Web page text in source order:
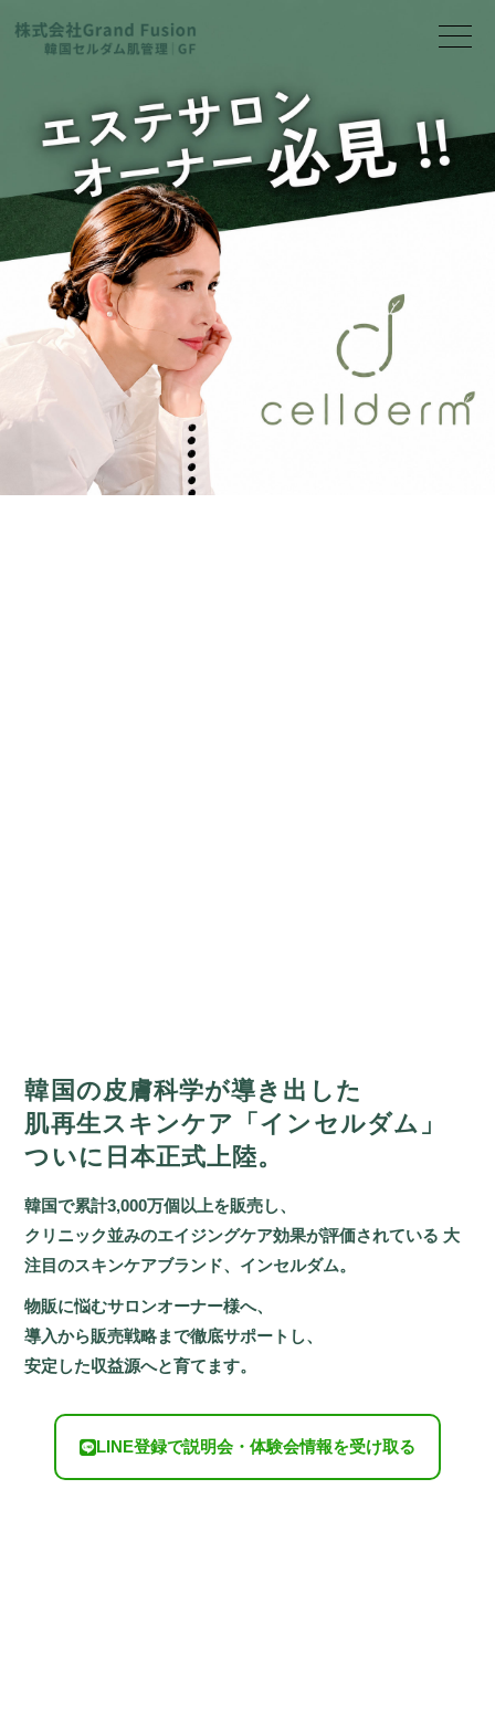
韓国の皮膚科学が導き出した
肌再生スキンケア「インセルダム」
ついに日本正式上陸。
韓国で累計3,000万個以上を販売し、
クリニック並みのエイジングケア効果が評価されている 大
注目のスキンケアブランド、インセルダム。
物販に悩むサロンオーナー様へ、
導入から販売戦略まで徹底サポートし、
安定した収益源へと育てます。
LINE登録で説明会・体験会情報を受け取る